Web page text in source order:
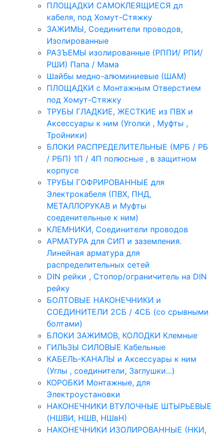
ПЛОЩАДКИ САМОКЛЕЯЩИЕСЯ дл
кабеля, под Хомут-Стяжку
ЗАЖИМЫ, Соединители проводов,
Изолированные
РАЗЪЕМЫ изолированные (РППИ/ РПИ/
РШИ) Папа / Мама
Шайбы медно-алюминиевые (ШАМ)
ПЛОЩАДКИ с Монтажным Отверстием
под Хомут-Стяжку
ТРУБЫ ГЛАДКИЕ, ЖЕСТКИЕ из ПВХ и
Аксессуары к ним (Уголки , Муфты ,
Тройники)
БЛОКИ РАСПРЕДЕЛИТЕЛЬНЫЕ (МРБ / РБ
/ РБП) 1П / 4П полюсные , в защитном
корпусе
ТРУБЫ ГОФРИРОВАННЫЕ для
Электрокабеля (ПВХ, ПНД,
МЕТАЛЛОРУКАВ и Муфты
соеденительные к ним)
КЛЕМНИКИ, Соединители проводов
АРМАТУРА для СИП и заземления.
Линейная арматура для
распределительных сетей
DIN рейки , Стопор/ограничитель на DIN
рейку
БОЛТОВЫЕ НАКОНЕЧНИКИ и
СОЕДИНИТЕЛИ 2СБ / 4СБ (со срывными
болтами)
БЛОКИ ЗАЖИМОВ, КОЛОДКИ Клемные
ГИЛЬЗЫ СИЛОВЫЕ Кабельные
КАБЕЛЬ-КАНАЛЫ и Аксессуары к ним
(Углы , соединители, Заглушки...)
КОРОБКИ Монтажные, для
Электроустановки
НАКОНЕЧНИКИ ВТУЛОЧНЫЕ ШТЫРЬЕВЫЕ
(НШВИ, НШВ, НШвН)
НАКОНЕЧНИКИ ИЗОЛИРОВАННЫЕ (НКИ,